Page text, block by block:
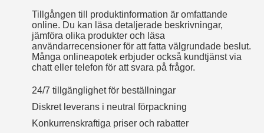
Tillgången till produktinformation är omfattande
online. Du kan läsa detaljerade beskrivningar,
jämföra olika produkter och läsa
användarrecensioner för att fatta välgrundade beslut.
Många onlineapotek erbjuder också kundtjänst via
chatt eller telefon för att svara på frågor.
24/7 tillgänglighet för beställningar
Diskret leverans i neutral förpackning
Konkurrenskraftiga priser och rabatter